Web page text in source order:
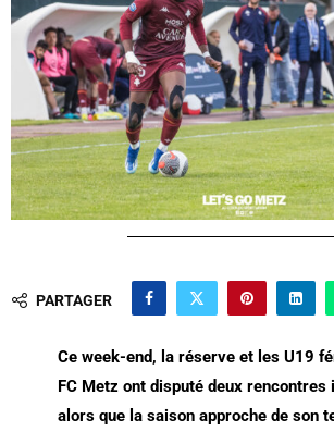
PARTAGER
Ce week-end, la réserve et les U19
FC Metz ont disputé deux rencontres
alors que la saison approche de son